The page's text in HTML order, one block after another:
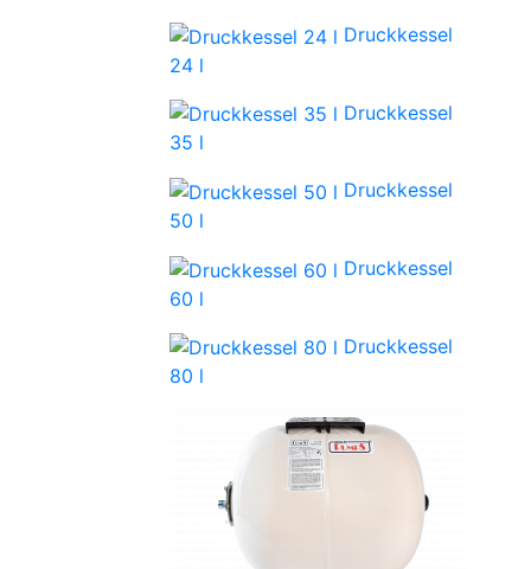
Druckkessel
24 l
Druckkessel
35 l
Druckkessel
50 l
Druckkessel
60 l
Druckkessel
80 l